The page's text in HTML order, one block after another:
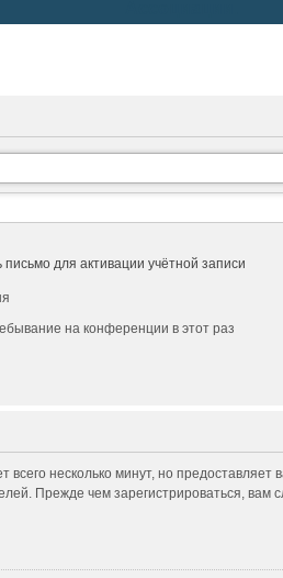
для активации учётной записи
на конференции в этот раз
несколько минут, но
Прежде чем зарегистрироваться,